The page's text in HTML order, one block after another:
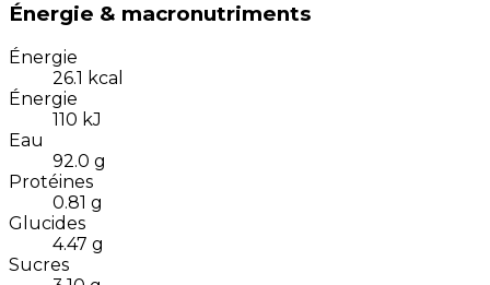
Énergie & macronutriments
Énergie
26.1 kcal
Énergie
110 kJ
Eau
92.0 g
Protéines
0.81 g
Glucides
4.47 g
Sucres